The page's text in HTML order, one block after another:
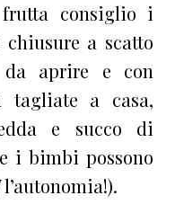
consiglio i
a scatto
aprire e con
tagliate a casa,
e succo di
i bimbi possono